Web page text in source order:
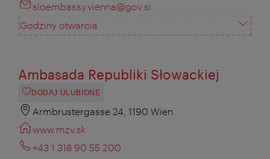
sloembassy.vienna@gov.si
Godziny otwarcia
Ambasada Republiki Słowackiej
DODAJ ULUBIONE
Armbrustergasse 24, 1190 Wien
www.mzv.sk
+43 1 318 90 55 200